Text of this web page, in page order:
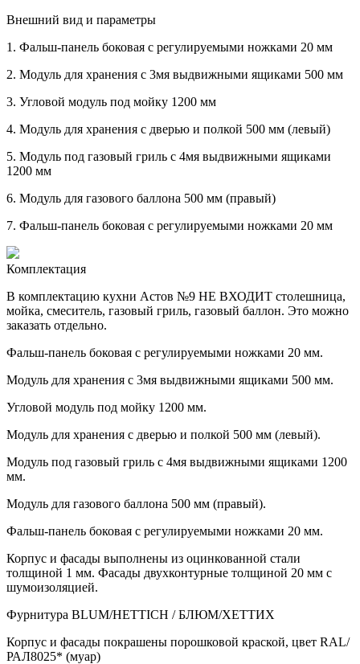
Внешний вид и параметры
1. Фальш-панель боковая с регулируемыми ножками 20 мм
2. Модуль для хранения с 3мя выдвижными ящиками 500 мм
3. Угловой модуль под мойку 1200 мм
4. Модуль для хранения с дверью и полкой 500 мм (левый)
5. Модуль под газовый гриль с 4мя выдвижными ящиками
1200 мм
6. Модуль для газового баллона 500 мм (правый)
7. Фальш-панель боковая с регулируемыми ножками 20 мм
Комплектация
В комплектацию кухни Астов №9 НЕ ВХОДИТ столешница,
мойка, смеситель, газовый гриль, газовый баллон. Это можно
заказать отдельно.
Фальш-панель боковая с регулируемыми ножками 20 мм.
Модуль для хранения с 3мя выдвижными ящиками 500 мм.
Угловой модуль под мойку 1200 мм.
Модуль для хранения с дверью и полкой 500 мм (левый).
Модуль под газовый гриль с 4мя выдвижными ящиками 1200
мм.
Модуль для газового баллона 500 мм (правый).
Фальш-панель боковая с регулируемыми ножками 20 мм.
Корпус и фасады выполнены из оцинкованной стали
толщиной 1 мм. Фасады двухконтурные толщиной 20 мм с
шумоизоляцией.
Фурнитура BLUM/HETTICH / БЛЮМ/ХЕТТИХ
Корпус и фасады покрашены порошковой краской, цвет RAL/
РАЛ8025* (муар)